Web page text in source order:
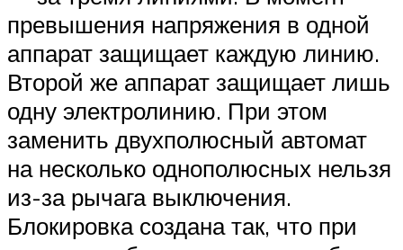
превышения напряжения в одной
аппарат защищает каждую линию.
Второй же аппарат защищает лишь
одну электролинию. При этом
заменить двухполюсный автомат
на несколько однополюсных нельзя
из-за рычага выключения.
Блокировка создана так, что при